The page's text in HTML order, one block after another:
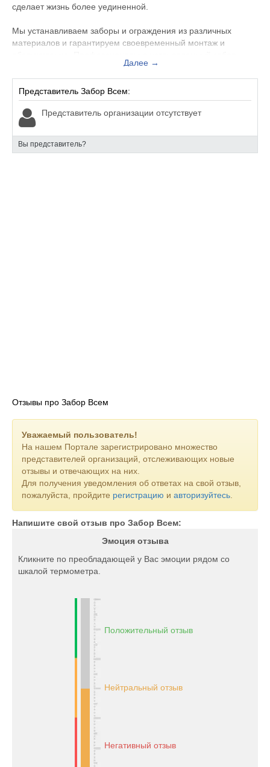
сделает жизнь более уединенной.
Мы устанавливаем заборы и ограждения из различных
материалов и гарантируем своевременный монтаж и
поможет вам добиться желаемой степени безопасности и
приватности. Мы с удовольствием поможем подобрать
максимально эффективную конструкцию по
индивидуальному запросу.
+7 (495) 401-50-91
+7 (980) 401-50-91
+7 (985) 034-64-88
Далее →
Представитель Забор Всем:
Представитель организации отсутствует
Вы представитель?
Отзывы про Забор Всем
Уважаемый пользователь!
На нашем Портале зарегистрировано множество
представителей организаций, отслеживающих новые
отзывы и отвечающих на них.
Для получения уведомления об ответах на свой отзыв,
пожалуйста, пройдите регистрацию и авторизуйтесь
Напишите свой отзыв про Забор Всем:
Эмоция отзыва
Кликните по преобладающей у Вас эмоции рядом со
шкалой термометра.
Положительный отзыв
Нейтральный отзыв
Негативный отзыв